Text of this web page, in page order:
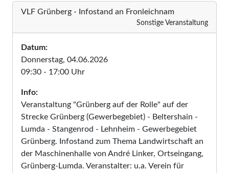
VLF Grünberg - Infostand an Fronleichnam
Sonstige Veranstaltung
Datum:
Donnerstag, 04.06.2026
09:30 - 17:00 Uhr
Info:
Veranstaltung "Grünberg auf der Rolle" auf der
Strecke Grünberg (Gewerbegebiet) - Beltershain -
Lumda - Stangenrod - Lehnheim - Gewerbegebiet
Grünberg. Infostand zum Thema Landwirtschaft an
der Maschinenhalle von André Linker, Ortseingang,
Grünberg-Lumda. Veranstalter: u.a. Verein für